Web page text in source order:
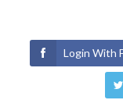
Login With